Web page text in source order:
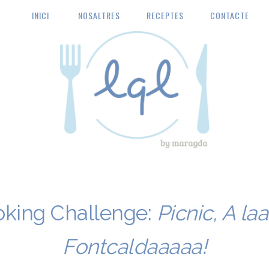
INICI NOSALTRES RECEPTES CONTACTE
la quinta de luculus
Challenge: Picnic, A
Fontcaldaaaaa!